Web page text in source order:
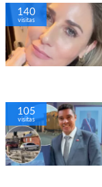
140
visitas
105
visitas